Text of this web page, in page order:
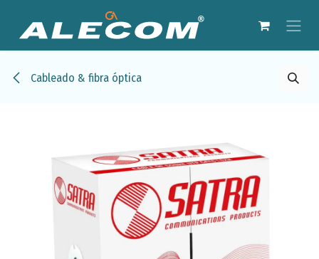
Cableado & fibra óptica